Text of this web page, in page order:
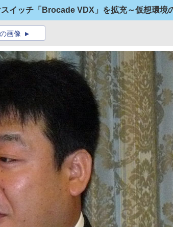
イッチ「Brocade VDX」を拡充～仮想環境
画像